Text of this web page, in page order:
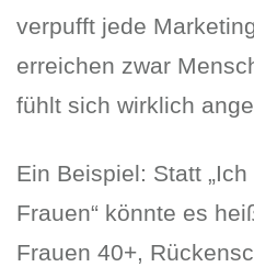
verpufft jede
erreichen zwar
fühlt sich wirklich
Ein Beispiel: Statt
Frauen“ könnte es
Frauen 40+,